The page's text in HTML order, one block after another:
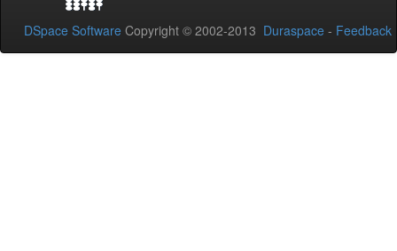
DSpace Software Copyright © 2002-2013 Duraspace - Feedback